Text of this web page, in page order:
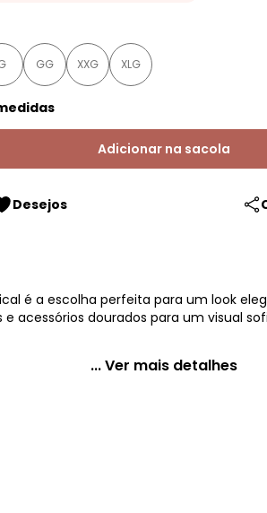
Bege em Malha Fria
em qualquer valor, usando o
Válido para toda loja Quintess,
GG XXG XLG
Adicionar na sacola
Desejos
é a escolha perfeita para um look
e acessórios dourados para um visual
... Ver mais detalhes